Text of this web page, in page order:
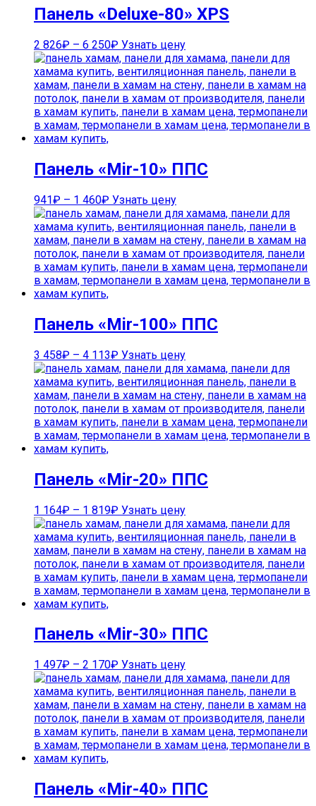
Панель «Deluxe-80» XPS
2 826₽ – 6 250₽ Узнать цену
Панель «Mir-10» ППС
941₽ – 1 460₽ Узнать цену
Панель «Mir-100» ППС
3 458₽ – 4 113₽ Узнать цену
Панель «Mir-20» ППС
1 164₽ – 1 819₽ Узнать цену
Панель «Mir-30» ППС
1 497₽ – 2 170₽ Узнать цену
Панель «Mir-40» ППС